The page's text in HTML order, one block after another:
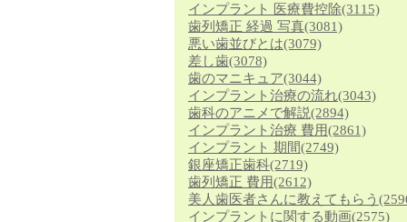
インプラント 医療費控除(3115)
歯列矯正 経過 写真(3081)
悪い歯並びとは(3079)
差し歯(3078)
歯のマニキュア(3044)
インプラント治療の流れ(3043)
歯科のアニメで解説(2894)
インプラント治療 費用(2861)
インプラント 期間(2749)
銀座矯正歯科(2719)
歯列矯正 費用(2612)
美人歯医者さんに教えてもらう
インプラントに関する動画(2575)